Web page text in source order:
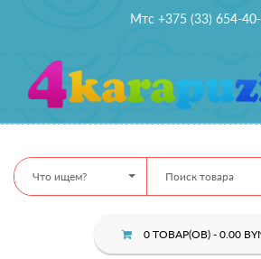
Мтс +375 (33) 654-
Что ищем?
0 ТОВАР(ОВ) - 0.00